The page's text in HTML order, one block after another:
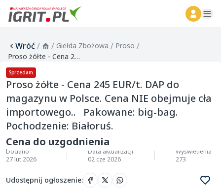
Wróć/ / Giełda Zbożowa / Proso /
Proso żółte - Cena 245 EUR/t. DAP do magazynu w Polsce. Cena NIE obejmuje cła importowego.. Pakowane: big-bag. Pochodzenie: Białoruś.
Sprzedam
Proso żółte - Cena 245 EUR/t. DAP do
magazynu w Polsce. Cena NIE obejmuje cła
importowego.. Pakowane: big-bag.
Pochodzenie: Białoruś.
Cena do uzgodnienia
Dodano
27 lut 2026
Data aktualizacji
02 cze 2026
Wyświetlenia
273
Udostępnij ogłoszenie: